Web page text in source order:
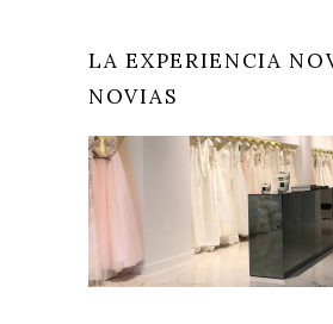
LA EXPERIENCIA
NOVIAS